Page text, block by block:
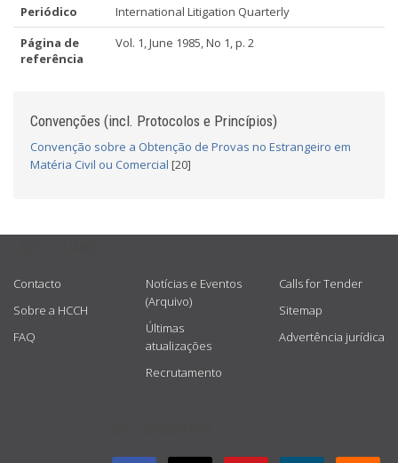
Periódico
International Litigation Quarterly
Página de
referência
Vol. 1, June 1985, No 1, p. 2
Convenções (incl. Protocolos e Princípios)
Convenção sobre a Obtenção de Provas no Estrangeiro em
Matéria Civil ou Comercial [20]
Contacto
Sobre a HCCH
FAQ
Notícias e Eventos
(Arquivo)
Últimas
atualizações
Recrutamento
Calls for Tender
Sitemap
Advertência jurídica